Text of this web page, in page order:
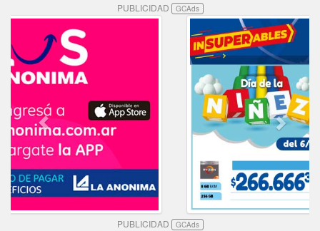
PUBLICIDAD GCAds
PUBLICIDAD GCAds